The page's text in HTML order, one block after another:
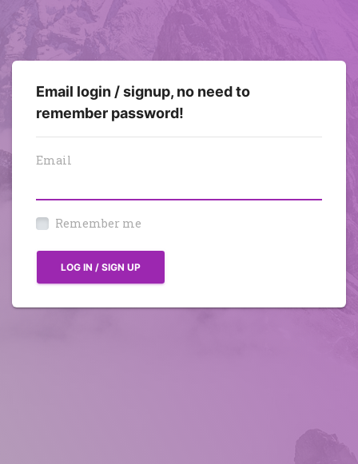
Email login / signup, no need to
remember password!
Email
Remember me
LOG IN / SIGN UP